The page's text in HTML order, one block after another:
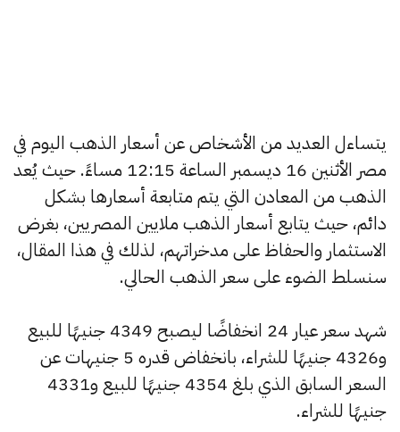
يتساءل العديد من الأشخاص عن أسعار الذهب اليوم في
مصر الأثنين 16 ديسمبر الساعة 12:15 مساءً. حيث يُعد
الذهب من المعادن التي يتم متابعة أسعارها بشكل
دائم، حيث يتابع أسعار الذهب ملايين المصريين، بغرض
الاستثمار والحفاظ على مدخراتهم، لذلك في هذا المقال،
سنسلط الضوء على سعر الذهب الحالي.
شهد سعر عيار 24 انخفاضًا ليصبح 4349 جنيهًا للبيع
و4326 جنيهًا للشراء، بانخفاض قدره 5 جنيهات عن
السعر السابق الذي بلغ 4354 جنيهًا للبيع و4331
جنيهًا للشراء.